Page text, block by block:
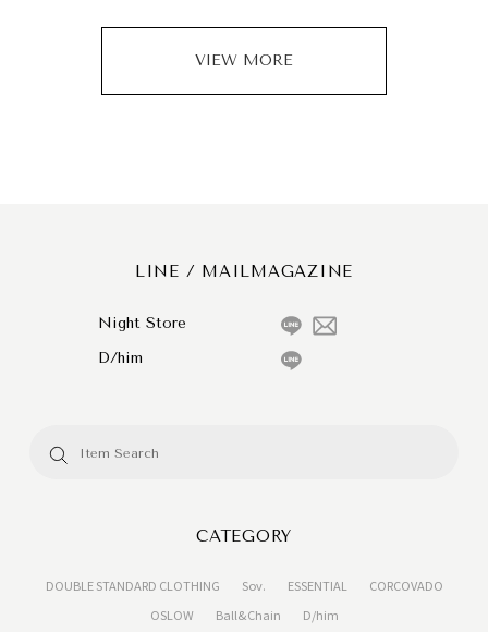
VIEW MORE
LINE / MAILMAGAZINE
Night Store
D/him
CATEGORY
DOUBLE STANDARD CLOTHING Sov. ESSENTIAL
CORCOVADO
OSLOW
Ball&Chain
D/him